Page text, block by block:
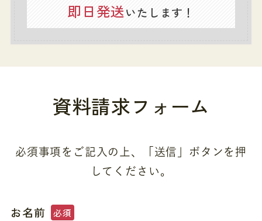
即日発送いたします！
資料請求フォーム
必須事項をご記入の上、「送信」ボタンを押
してください。
お名前 必須